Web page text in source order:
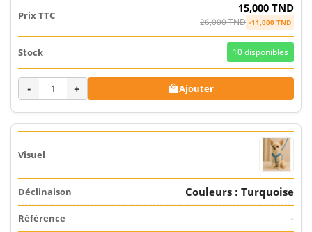
15,000 TND
26,000 TND -11,000 TND
10 disponibles
- + Ajouter
Couleurs : Turquoise
-